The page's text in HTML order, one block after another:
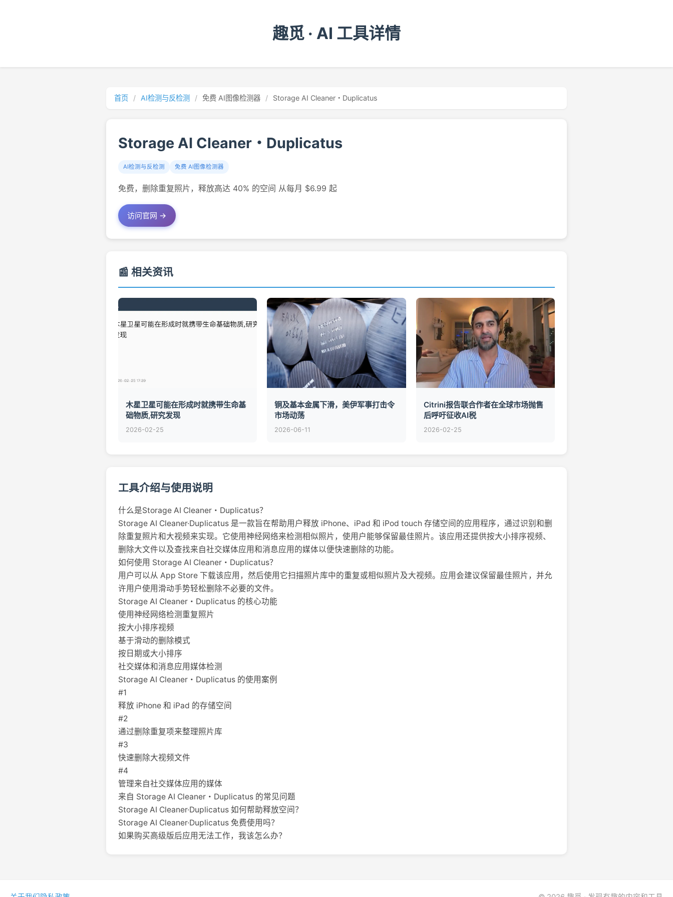
趣觅 · AI 工具详情
首页 / AI检测与反检测 / 免费 AI图像检测器 / Storage AI Cleaner・Duplicatus
Storage AI Cleaner・Duplicatus
AI检测与反检测 免费 AI图像检测器
免费，删除重复照片，释放高达 40% 的空间 从每月 $6.99 起
访问官网 →
📰 相关资讯
木星卫星可能在形成时就携带生命基
础物质,研究发现
2026-02-25
铜及基本金属下滑，美伊军事打击令
市场动荡
2026-06-11
Citrini报告联合作者在全球市场抛售
后呼吁征收AI税
2026-02-25
工具介绍与使用说明
什么是Storage AI Cleaner・Duplicatus？
Storage AI Cleaner·Duplicatus 是一款旨在帮助用户释放 iPhone、iPad 和 iPod touch 存储空间的应用程序，通过识别和删
除重复照片和大视频来实现。它使用神经网络来检测相似照片，使用户能够保留最佳照片。该应用还提供按大小排序视频、
删除大文件以及查找来自社交媒体应用和消息应用的媒体以便快速删除的功能。
如何使用 Storage AI Cleaner・Duplicatus？
用户可以从 App Store 下载该应用，然后使用它扫描照片库中的重复或相似照片及大视频。应用会建议保留最佳照片，并允
许用户使用滑动手势轻松删除不必要的文件。
Storage AI Cleaner・Duplicatus 的核心功能
使用神经网络检测重复照片
按大小排序视频
基于滑动的删除模式
按日期或大小排序
社交媒体和消息应用媒体检测
Storage AI Cleaner・Duplicatus 的使用案例
#1
释放 iPhone 和 iPad 的存储空间
#2
通过删除重复项来整理照片库
#3
快速删除大视频文件
#4
管理来自社交媒体应用的媒体
来自 Storage AI Cleaner・Duplicatus 的常见问题
Storage AI Cleaner·Duplicatus 如何帮助释放空间？
Storage AI Cleaner·Duplicatus 免费使用吗？
如果购买高级版后应用无法工作，我该怎么办？